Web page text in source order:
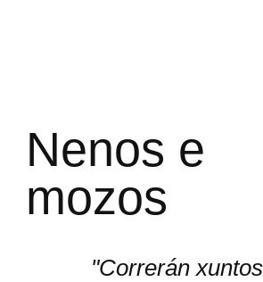
Nenos e
mozos
"Correrán